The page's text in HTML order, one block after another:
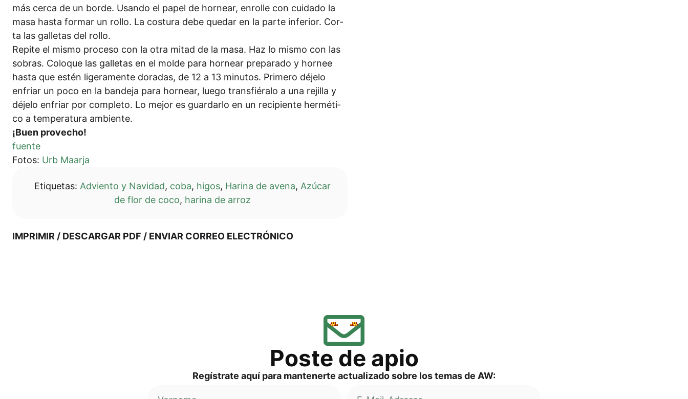
más cer­ca de un bor­de. Usan­do el papel de hor­ne­ar, enrol­le con cui­d­ado la
masa has­ta for­mar un rol­lo. La cos­tu­ra debe qued­ar en la par­te infe­ri­or. Cor­
ta las gal­le­tas del rollo.
Repi­te el mis­mo pro­ce­so con la otra mit­ad de la masa. Haz lo mis­mo con las
sobras. Colo­que las gal­le­tas en el mol­de para hor­ne­ar pre­pa­ra­do y hor­nee
has­ta que estén lige­ra­men­te dora­das, de 12 a 13 minu­tos. Pri­me­ro déje­lo
enfri­ar un poco en la ban­de­ja para hor­ne­ar, lue­go trans­fié­ralo a una rejil­la y
déje­lo enfri­ar por com­ple­to. Lo mejor es guar­dar­lo en un reci­pi­en­te her­mé­ti­
co a tem­pe­ra­tura ambiente.
¡Buen pro­v­echo!
fuen­te
Fotos: Urb Maar­ja
Eti­que­tas: Advi­en­to y Navi­dad, coba, higos, Hari­na de ave­na, Azú­car
de flor de coco, hari­na de arroz
IMPRI­MIR / DES­CAR­GAR PDF / ENVI­AR COR­REO ELECTRÓNICO
Pos­te de apio
Regí­s­tra­te aquí para man­ten­er­te actua­liz­ado sob­re los temas de AW: